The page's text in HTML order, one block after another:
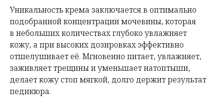
Уникальность крема заключается в оптимально
подобранной концентрации мочевины, которая
в небольших количествах глубоко увлажняет
кожу, а при высоких дозировках эффективно
отшелушивает её. Мгновенно питает, увлажняет,
заживляет трещины и уменьшает натоптыши,
делает кожу стоп мягкой, долго держит результат
педикюра.